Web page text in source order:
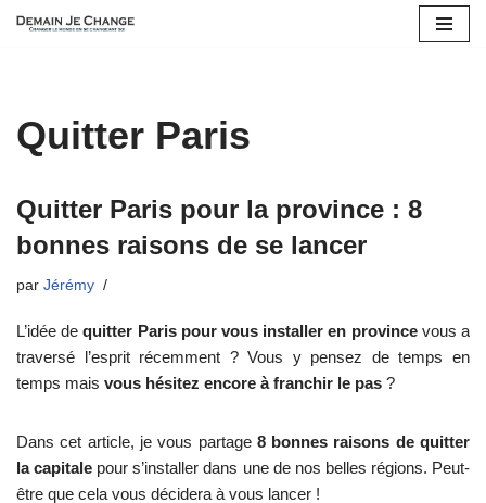
Quitter Paris
Quitter Paris pour la province : 8
bonnes raisons de se lancer
par Jérémy
L’idée dequitter Paris pour vous installer en provincevous a
traversé l’esprit récemment ? Vous y pensez de temps en
temps mais vous hésitez encore à franchir le pas ?
Dans cet article, je vous partage 8 bonnes raisons de quitter
la capitale pour s’installer dans une de nos belles régions. Peut-
être que cela vous décidera à vous lancer !